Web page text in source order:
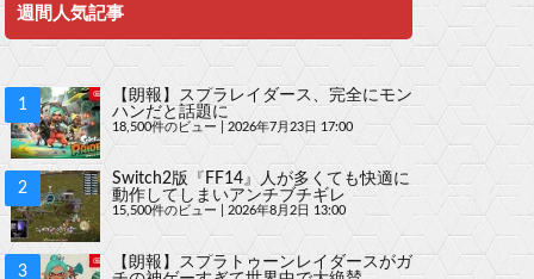
週間人気記事
【朗報】スプラレイダース、完全にモン
ハンだと話題に
18,500件のビュー |2026年7月23日 17:00
Switch2版『FF14』人が多くても快適に
動作してしまいアンチブチギレ
15,500件のビュー 2026年8月2日 13:00
【朗報】スプラトゥーンレイダースがガ